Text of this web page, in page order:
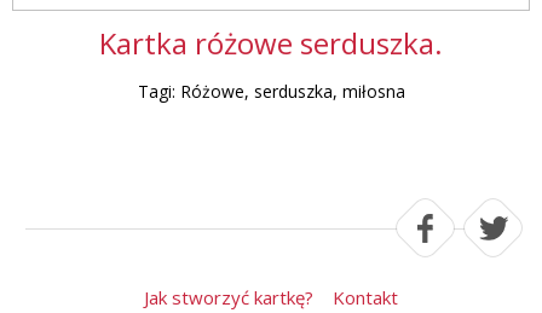
Kartka różowe serduszka.
Tagi: Różowe, serduszka, miłosna
Jak stworzyć kartkę? Kontakt